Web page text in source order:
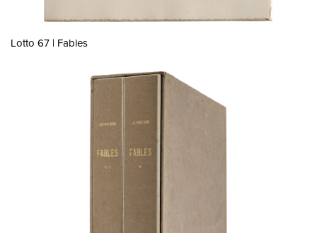
Lotto 67 | Fables